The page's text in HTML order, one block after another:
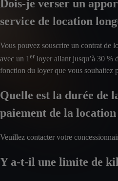
Dois-je verser un
service de location
Vous pouvez souscrire un contrat de
avec un 1 er loyer allant jusqu’à 30 %
fonction du loyer que vous souhaitez
Quelle est la durée de
paiement de la
Veuillez contacter votre
Y a-t-il une limite de